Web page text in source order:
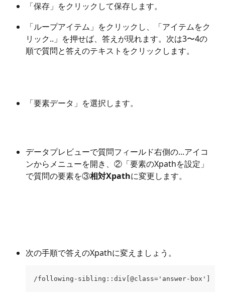
「保存」をクリックして保存します。
「ループアイテム」をクリックし、「アイテムをク
リック..」を押せば、答えが現れます。次は3〜4の
順で質問と答えのテキストをクリックします。
「要素データ」を選択します。
データプレビューで質問フィールド右側の...アイコ
ンからメニューを開き、②「要素のXpathを設定」
で質問の要素を③相対Xpathに変更します。
次の手順で答えのXpathに変えましょう。
/following-sibling::div[@class='answer-box']